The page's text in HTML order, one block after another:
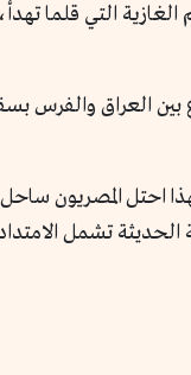
التي قلما
العراق والفرس
احتل المصريون
تشمل